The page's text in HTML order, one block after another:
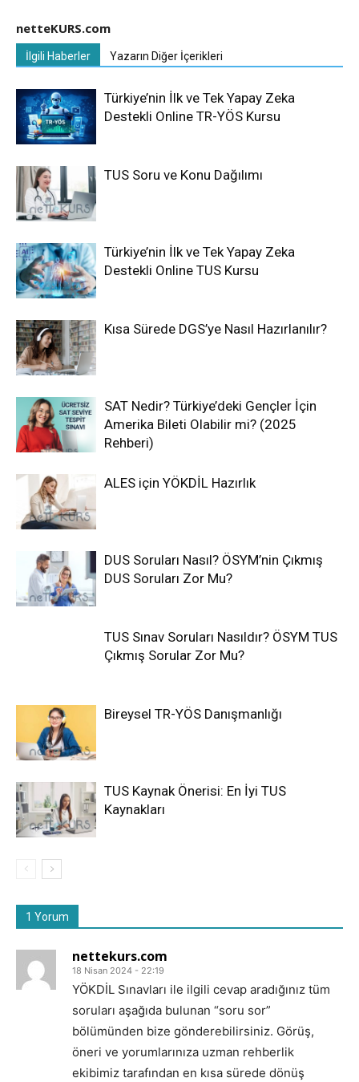
netteKURS.com
İlgili Haberler Yazarın Diğer İçerikleri
Türkiye’nin İlk ve Tek Yapay Zeka
Destekli Online TR-YÖS Kursu
TUS Soru ve Konu Dağılımı
Türkiye’nin İlk ve Tek Yapay Zeka
Destekli Online TUS Kursu
Kısa Sürede DGS’ye Nasıl Hazırlanılır?
SAT Nedir? Türkiye’deki Gençler İçin
Amerika Bileti Olabilir mi? (2025
Rehberi)
ALES için YÖKDİL Hazırlık
DUS Soruları Nasıl? ÖSYM’nin Çıkmış
DUS Soruları Zor Mu?
TUS Sınav Soruları Nasıldır? ÖSYM TUS
Çıkmış Sorular Zor Mu?
Bireysel TR-YÖS Danışmanlığı
TUS Kaynak Önerisi: En İyi TUS
Kaynakları
1 Yorum
nettekurs.com
18 Nisan 2024 - 22:19
YÖKDİL Sınavları ile ilgili cevap aradığınız tüm
soruları aşağıda bulunan “soru sor”
bölümünden bize gönderebilirsiniz. Görüş,
öneri ve yorumlarınıza uzman rehberlik
ekibimiz tarafından en kısa sürede dönüş